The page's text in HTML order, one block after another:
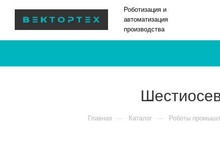
Роботизация и
автоматизация
производства
Главная — Каталог — Роботы